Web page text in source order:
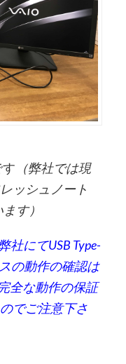
（弊社では現
ッシュノート
す）
社にてUSB Type-
の動作の確認は
全な動作の保証
でご注意下さ